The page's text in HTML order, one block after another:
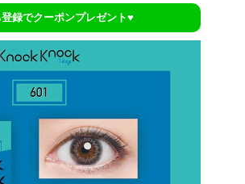
録でクーポンプレゼント♥